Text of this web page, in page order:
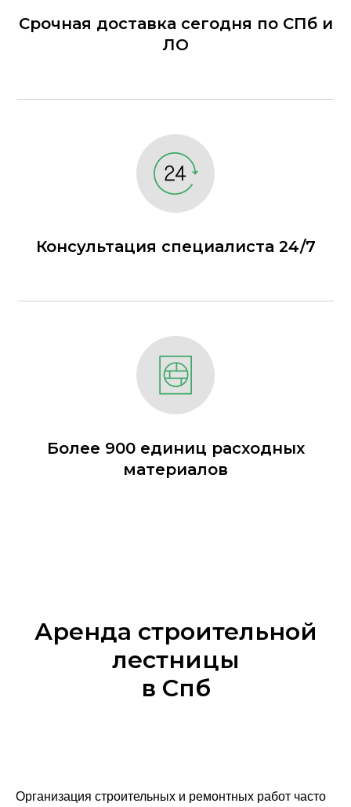
Срочная доставка сегодня по СПб и
ЛО
Консультация специалиста 24/7
Более 900 единиц расходных
материалов
Аренда строительной
лестницы
в Спб
Организация строительных и ремонтных работ часто